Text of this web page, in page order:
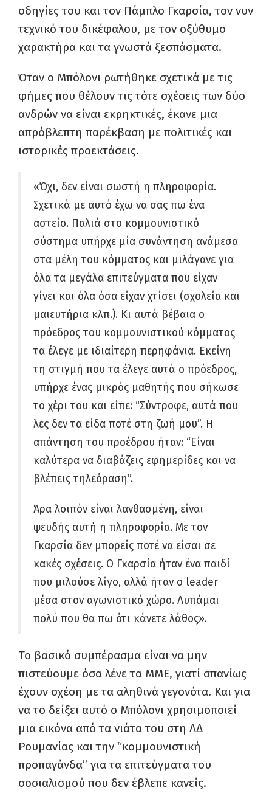
οδηγίες του και τον Πάμπλο Γκαρσία, τον νυν
τεχνικό του δικέφαλου, με τον οξύθυμο
χαρακτήρα και τα γνωστά ξεσπάσματα.
Όταν ο Μπόλονι ρωτήθηκε σχετικά με τις
φήμες που θέλουν τις τότε σχέσεις των δύο
ανδρών να είναι εκρηκτικές, έκανε μια
απρόβλεπτη παρέκβαση με πολιτικές και
ιστορικές προεκτάσεις.
«Όχι, δεν είναι σωστή η πληροφορία.
Σχετικά με αυτό έχω να σας πω ένα
αστείο. Παλιά στο κομμουνιστικό
σύστημα υπήρχε μία συνάντηση ανάμεσα
στα μέλη του κόμματος και μιλάγανε για
όλα τα μεγάλα επιτεύγματα που είχαν
γίνει και όλα όσα είχαν χτίσει (σχολεία και
μαιευτήρια κλπ.). Κι αυτά βέβαια ο
πρόεδρος του κομμουνιστικού κόμματος
τα έλεγε με ιδιαίτερη περηφάνια. Εκείνη
τη στιγμή που τα έλεγε αυτά ο πρόεδρος,
υπήρχε ένας μικρός μαθητής που σήκωσε
το χέρι του και είπε: “Σύντροφε, αυτά που
λες δεν τα είδα ποτέ στη ζωή μου”. Η
απάντηση του προέδρου ήταν: “Είναι
καλύτερα να διαβάζεις εφημερίδες και να
βλέπεις τηλεόραση”.
Άρα λοιπόν είναι λανθασμένη, είναι
ψευδής αυτή η πληροφορία. Με τον
Γκαρσία δεν μπορείς ποτέ να είσαι σε
κακές σχέσεις. Ο Γκαρσία ήταν ένα παιδί
που μιλούσε λίγο, αλλά ήταν ο leader
μέσα στον αγωνιστικό χώρο. Λυπάμαι
πολύ που θα πω ότι κάνετε λάθος».
Το βασικό συμπέρασμα είναι να μην
πιστεύουμε όσα λένε τα ΜΜΕ, γιατί σπανίως
έχουν σχέση με τα αληθινά γεγονότα. Και για
να το δείξει αυτό ο Μπόλονι χρησιμοποιεί
μια εικόνα από τα νιάτα του στη ΛΔ
Ρουμανίας και την “κομμουνιστική
προπαγάνδα” για τα επιτεύγματα του
σοσιαλισμού που δεν έβλεπε κανείς.